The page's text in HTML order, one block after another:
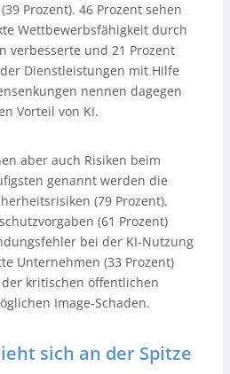
Prozent). 46 Prozent sehen
Wettbewerbsfähigkeit durch
verbesserte und 21 Prozent
Dienstleistungen mit Hilfe
nennen dagegen
Vorteil von KI.
aber auch Risiken beim
genannt werden die
(79 Prozent),
(61 Prozent)
bei der KI-Nutzung
Unternehmen (33 Prozent)
kritischen öffentlichen
Image-Schaden.
sich an der Spitze